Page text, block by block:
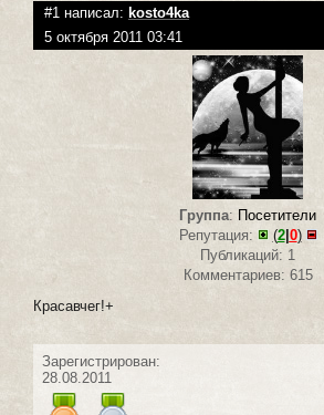
#1 написал: kosto4ka
5 октября 2011 03:41
Группа: Посетители
Репутация:
(2| 0)
Публикаций: 1
Комментариев: 615
Красавчег!+
Зарегистрирован:
28.08.2011